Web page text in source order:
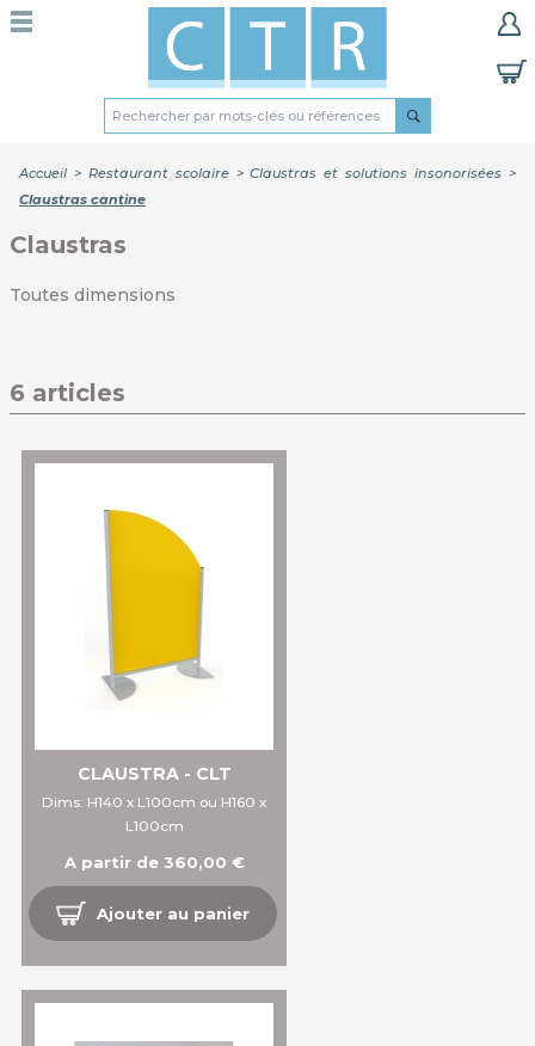
Accueil > Restaurant scolaire>Claustras et solutions insonorisées >
Claustras cantine
Claustras
Toutes dimensions
6 articles
CLAUSTRA - CLT
Dims: H140 x L100cm ou H160 x
L100cm
A partir de 360,00 €
Ajouter au panier